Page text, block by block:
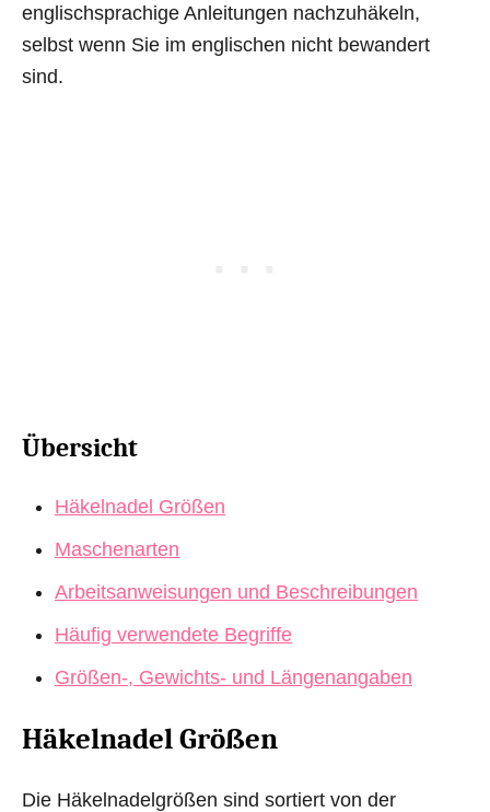
englischsprachige Anleitungen nachzuhäkeln,
selbst wenn Sie im englischen nicht bewandert
sind.
Übersicht
Häkelnadel Größen
Maschenarten
Arbeitsanweisungen und Beschreibungen
Häufig verwendete Begriffe
Größen-, Gewichts- und Längenangaben
Häkelnadel Größen
Die Häkelnadelgrößen sind sortiert von der